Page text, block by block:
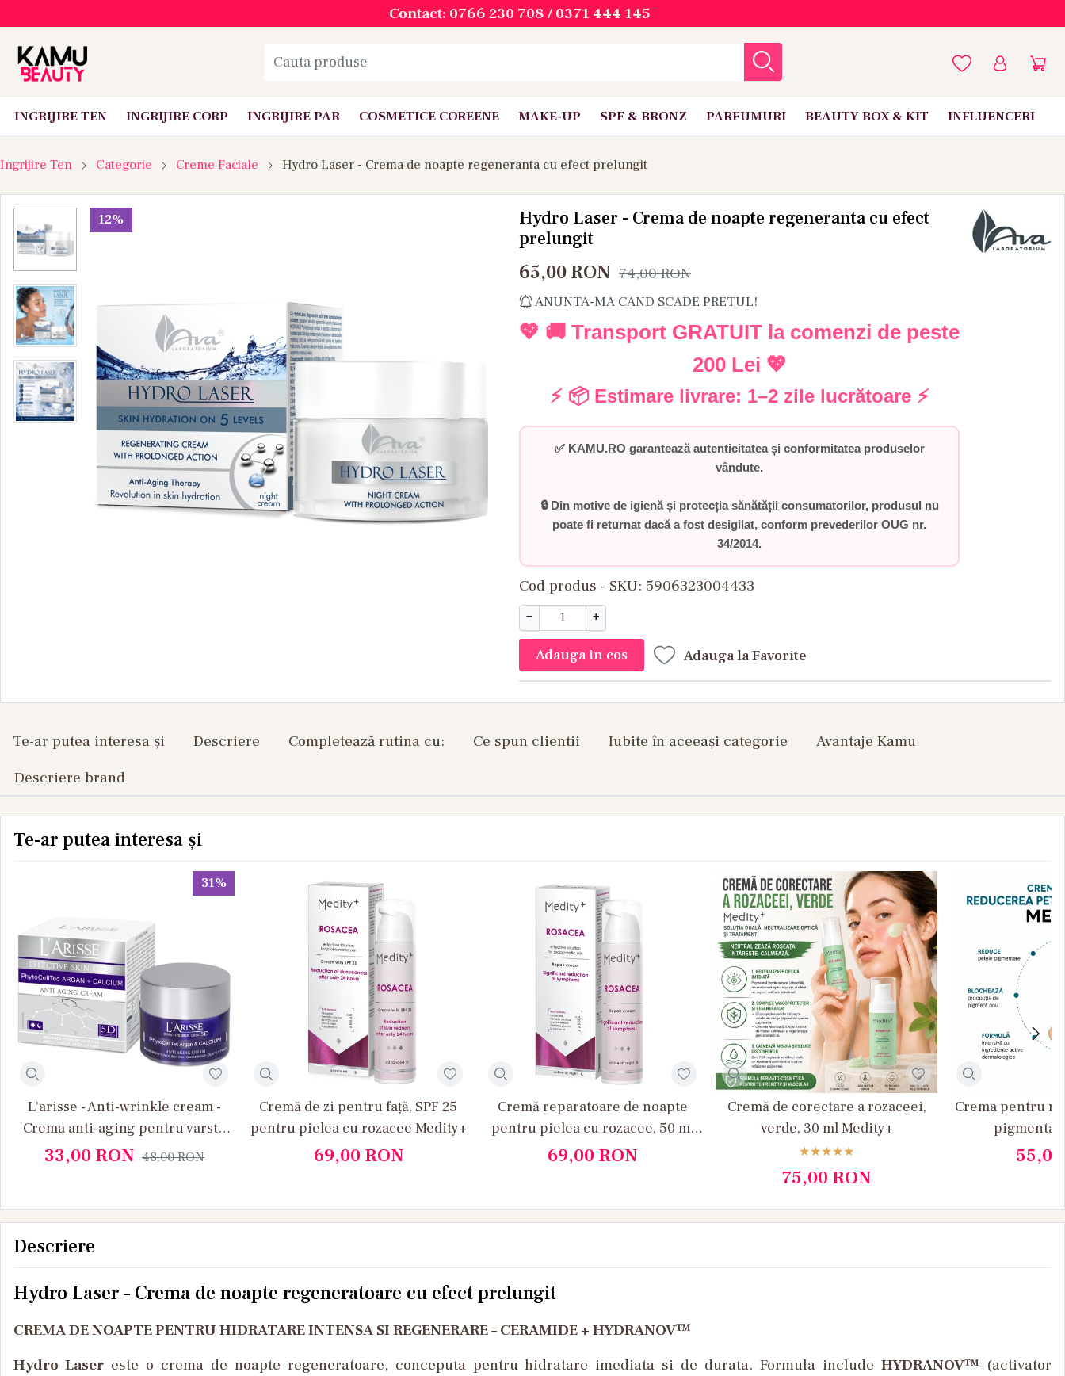
Contact: 0766 230 708 / 0371 444 145
INGRIJIRE TEN INGRIJIRE CORP INGRIJIRE PAR COSMETICE COREENE MAKE-UP SPF & BRONZ PARFUMURI BEAUTY BOX & KIT INFLUENCERI
Ingrijire Ten Categorie Creme Faciale Hydro Laser - Crema de noapte regeneranta cu efect prelungit
12%
Hydro Laser - Crema de noapte regeneranta cu efect
prelungit
65,00RON 74,00RON
ANUNTA-MA CAND SCADE PRETUL!
💖 🚚 Transport GRATUIT la comenzi de peste
200 Lei 💖
⚡ 📦 Estimare livrare: 1–2 zile lucrătoare⚡
✅ KAMU.RO garantează autenticitatea și conformitatea produselor
vândute.
🔒 Din motive de igienă și protecția sănătății consumatorilor, produsul nu
poate fi returnat dacă a fost desigilat, conform prevederilor OUG nr.
34/2014.
Cod produs - SKU 5906323004433
− +
Adauga in cos Adauga la Favorite
Te-ar putea interesa și Descriere Completează rutina cu: Ce spun clientii Iubite în aceeași categorie
Avantaje Kamu
Descriere brand
Te-ar putea interesa și
31%
L'arisse - Anti-wrinkle cream -
Crema anti-aging pentru varsta
75+ cu PhytoCellTec Argan si
33,00 RON 48,00RON
Cremă de zi pentru față, SPF 25
pentru pielea cu rozacee Medity+
69,00 RON
Cremă reparatoare de noapte
pentru pielea cu rozacee, 50 ml
Medity+
69,00 RON
Cremă de corectare a rozaceei,
verde, 30 ml Medity+
75,00 RON
Crema pentru
Descriere
Hydro Laser – Crema de noapte regeneratoare cu efect prelungit
CREMA DE NOAPTE PENTRU HIDRATARE INTENSA SI REGENERARE – CERAMIDE + HYDRANOV™
Hydro Lasereste o crema de noapte regeneratoare, conceputa pentru hidratare imediata si de durata. Formula includeHYDRANOV™ (activator